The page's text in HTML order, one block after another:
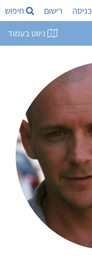
כניסה רישום חיפוש
ניווט בעמוד